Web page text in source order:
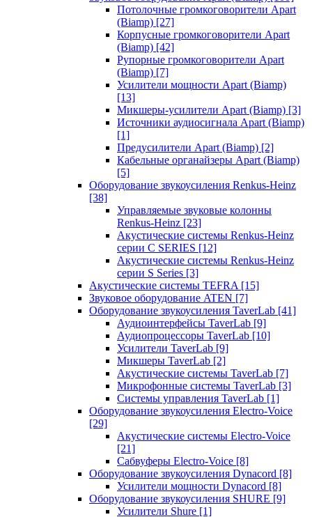
Потолочные громкоговорители Apart
(Biamp) [27]
Корпусные громкоговорители Apart
(Biamp) [42]
Рупорные громкоговорители Apart
(Biamp) [7]
Усилители мощности Apart (Biamp)
[13]
Микшеры-усилители Apart (Biamp) [3]
Источники аудиосигнала Apart (Biamp)
[1]
Предусилители Apart (Biamp) [2]
Кабельные органайзеры Apart (Biamp)
[5]
Оборудование звукоусиления Renkus-Heinz
[38]
Управляемые звуковые колонны
Renkus-Heinz [23]
Акустические системы Renkus-Heinz
серии C SERIES [12]
Акустические системы Renkus-Heinz
серии S Series [3]
Акустические системы TEFRA [15]
Звуковое оборудование ATEN [7]
Оборудование звукоусиления TaverLab [41]
Аудиоинтерфейсы TaverLab [9]
Аудиопроцессоры TaverLab [10]
Усилители TaverLab [9]
Микшеры TaverLab [2]
Акустические системы TaverLab [7]
Микрофонные системы TaverLab [3]
Системы управления TaverLab [1]
Оборудование звукоусиления Electro-Voice
[29]
Акустические системы Electro-Voice
[21]
Сабвуферы Electro-Voice [8]
Оборудование звукоусиления Dynacord [8]
Усилители мощности Dynacord [8]
Оборудование звукоусиления SHURE [9]
Усилители Shure [1]